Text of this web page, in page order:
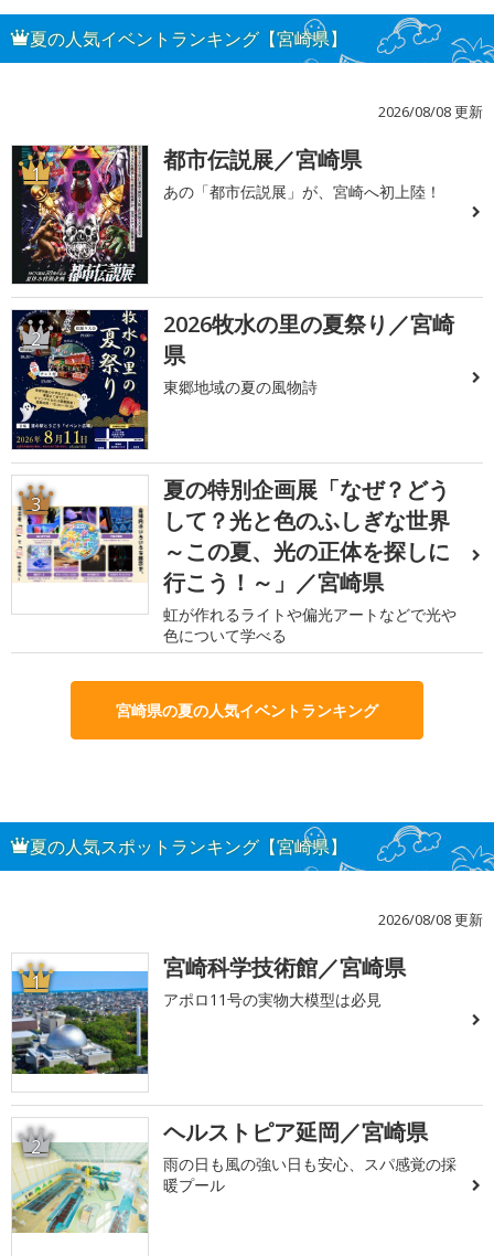
夏の人気イベントランキング【宮崎県】
2026/08/08 更新
1 都市伝説展／宮崎県
あの「都市伝説展」が、宮崎へ初上陸！
2
2026牧水の里の夏祭り／宮崎
県
東郷地域の夏の風物詩
3
夏の特別企画展「なぜ？どう
して？光と色のふしぎな世界
～この夏、光の正体を探しに
行こう！～」／宮崎県
虹が作れるライトや偏光アートなどで光や
色について学べる
宮崎県の夏の人気イベントランキング
夏の人気スポットランキング【宮崎県】
2026/08/08 更新
1 宮崎科学技術館／宮崎県
アポロ11号の実物大模型は必見
2 ヘルストピア延岡／宮崎県
雨の日も風の強い日も安心、スパ感覚の採
暖プール